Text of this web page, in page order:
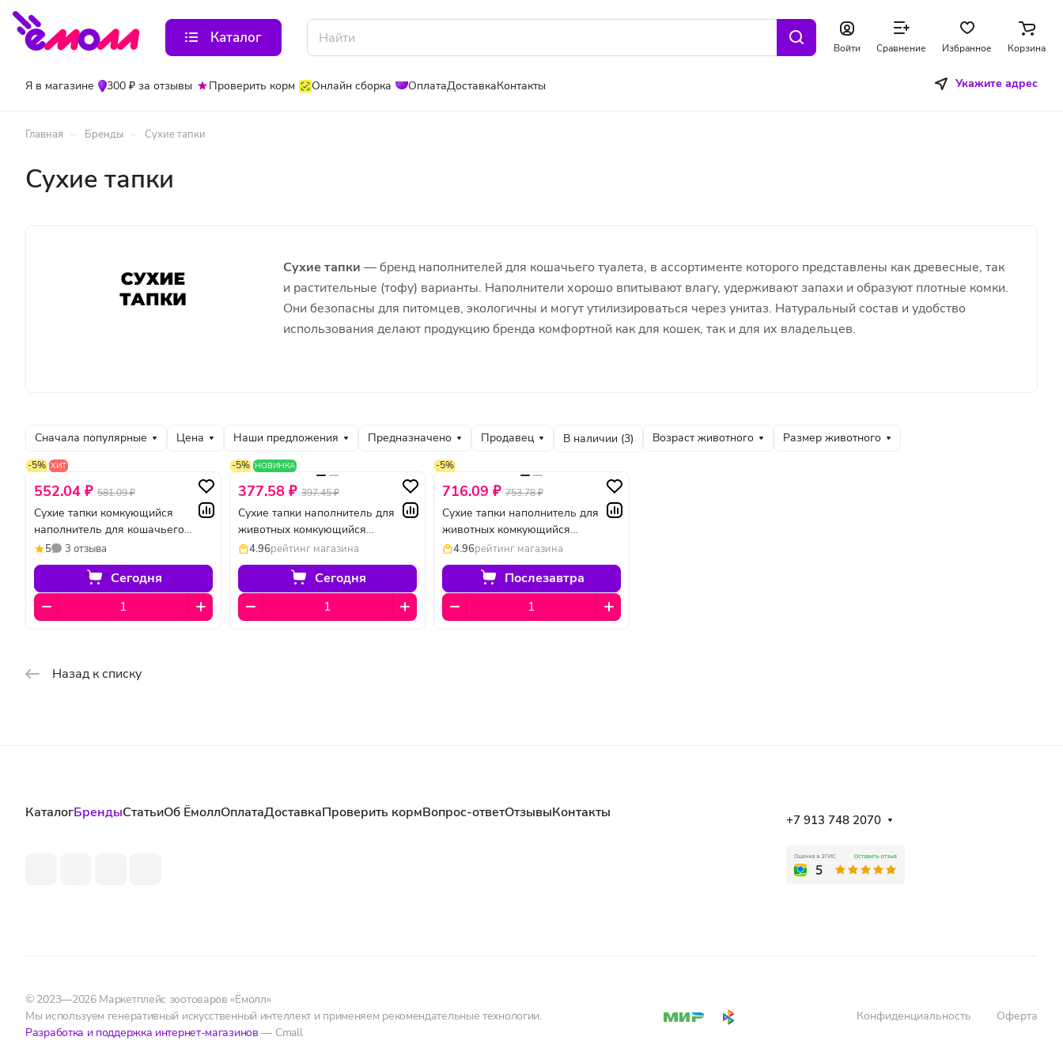
Каталог
Войти Сравнение Избранное Корзина
Я в магазине 300 ₽ за отзывы Проверить корм Онлайн сборка ОплатаДоставкаКонтакты Укажите адрес
Главная – Бренды – Сухие тапки
Сухие тапки
Сухие тапки — бренд наполнителей для кошачьего туалета, в ассортименте которого представлены как древесные, так
и растительные (тофу) варианты. Наполнители хорошо впитывают влагу, удерживают запахи и образуют плотные комки.
Они безопасны для питомцев, экологичны и могут утилизироваться через унитаз. Натуральный состав и удобство
использования делают продукцию бренда комфортной как для кошек, так и для их владельцев.
Сначала популярные Цена Наши предложения Предназначено Продавец В наличии (3) Возраст животного Размер животного
ХИТ
-5%
552.04 ₽ 581.09 ₽
Сухие тапки комкующийся
наполнитель для кошачьего
туалета биоразлагаемый Тофу 10
л
5 3 отзыва
Сегодня
НОВИНКА
-5%
377.58 ₽ 397.45 ₽
Сухие тапки наполнитель для
животных комкующийся
биоразлагаемый тофу 5 л
4.96рейтинг магазина
Сегодня
-5%
716.09 ₽ 753.78 ₽
Сухие тапки наполнитель для
животных комкующийся
биоразлагаемый тофу 10 л
4.96рейтинг магазина
Послезавтра
Назад к списку
КаталогБрендыСтатьиОб ЁмоллОплатаДоставкаПроверить кормВопрос-ответОтзывыКонтакты +7 913 748 2070
© 2023—2026 Маркетплейс зоотоваров «Ёмолл»
Мы используем генеративный искусственный интеллект и применяем рекомендательные технологии.
Разработка и поддержка интернет-магазинов — Cmall
Конфиденциальность Оферта